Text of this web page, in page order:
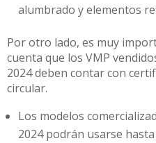
alumbrado y elementos
Por otro lado, es muy
cuenta que los VMP
2024 deben contar con
circular.
Los modelos
2024 podrán usarse